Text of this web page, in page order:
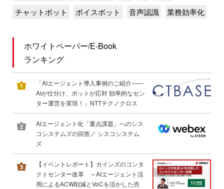
チャットボット
ボイスボット 音声認識 業務効率化
ホワイトペーパー/E-Book
ランキング
「AIエージェント導入事例のご紹介――
AIが仕分け、ボットが応対 効率的なセン
ター運営を実現！」NTTテクノクロス
AIエージェント化「重点課題」へのシス
コシステムズの回答／ シスコシステム
ズ
【イベントレポート】カインズのコンタ
クトセンター改革 ～AIエージェント活
用によるACW削減とVoCを活かした売